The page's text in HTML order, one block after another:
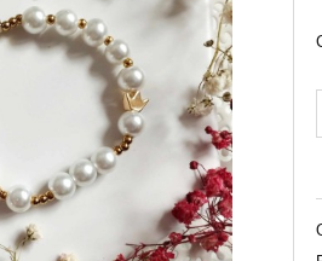
Cena nie
płatności